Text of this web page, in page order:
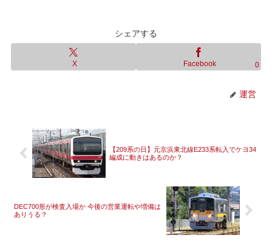
シェアする
X Facebook 0
運営
【209系の日】元京浜東北線E233系転入でケヨ34
編成に動きはあるのか？
DEC700形が検査入場か 今後の営業運転や増備は
ありうる？